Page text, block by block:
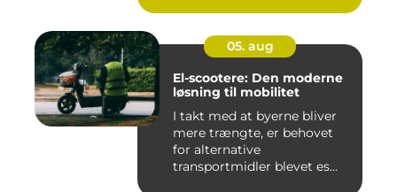
05. aug
El-scootere: Den moderne
løsning til mobilitet
I takt med at byerne bliver
mere trængte, er behovet
for alternative
transportmidler blevet es...